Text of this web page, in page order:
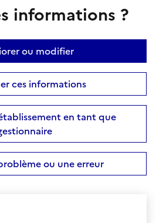
informations ?
ou modifier
ces informations
en tant que
ou une erreur